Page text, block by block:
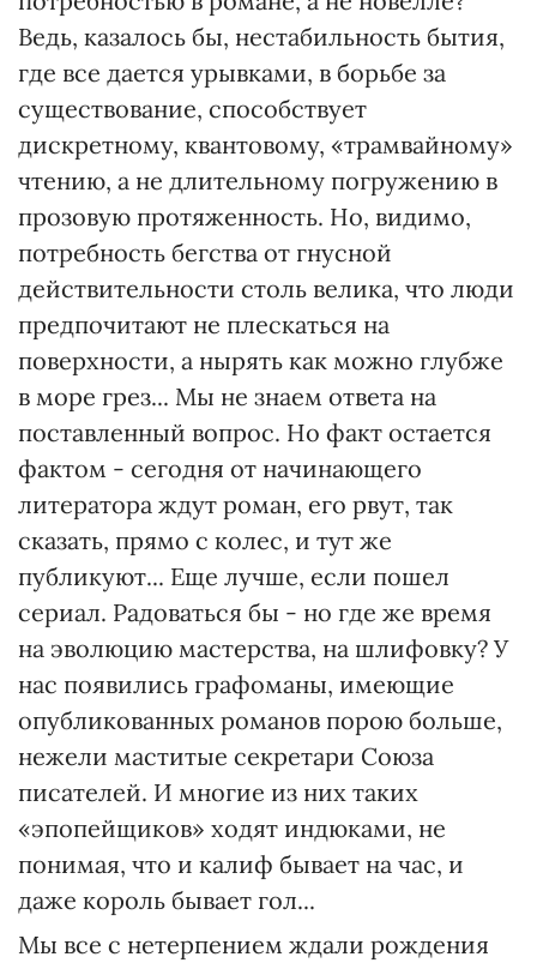
Ведь, казалось бы, нестабильность бытия,
где все дается урывками, в борьбе за
существование, способствует
дискретному, квантовому, «трамвайному»
чтению, а не длительному погружению в
прозовую протяженность. Но, видимо,
потребность бегства от гнусной
действительности столь велика, что люди
предпочитают не плескаться на
поверхности, а нырять как можно глубже
в море грез... Мы не знаем ответа на
поставленный вопрос. Но факт остается
фактом - сегодня от начинающего
литератора ждут роман, его рвут, так
сказать, прямо с колес, и тут же
публикуют... Еще лучше, если пошел
сериал. Радоваться бы - но где же время
на эволюцию мастерства, на шлифовку? У
нас появились графоманы, имеющие
опубликованных романов порою больше,
нежели маститые секретари Союза
писателей. И многие из них таких
«эпопейщиков» ходят индюками, не
понимая, что и калиф бывает на час, и
даже король бывает гол...
Мы все с нетерпением ждали рождения